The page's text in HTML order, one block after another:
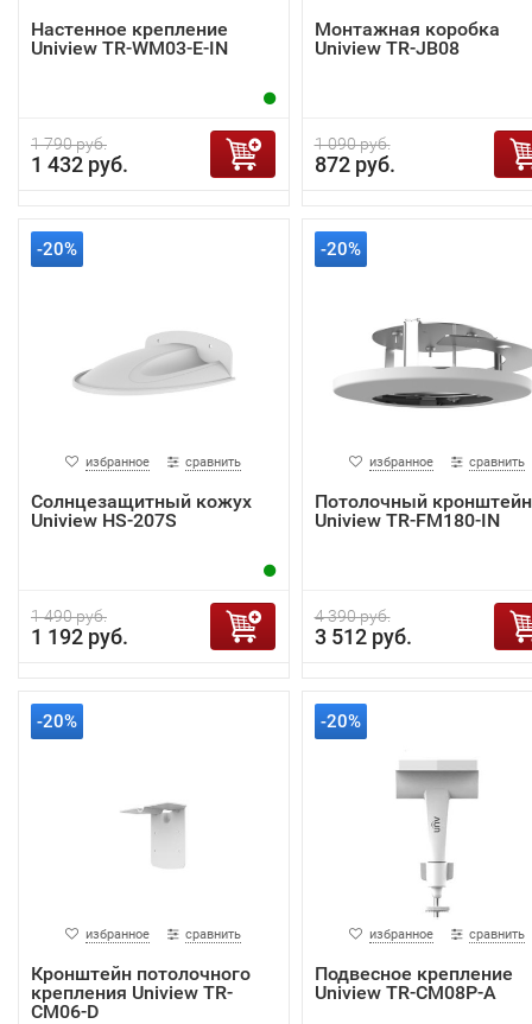
Настенное крепление
Uniview TR-WM03-E-IN
1 790 руб.
1 432 руб.
Монтажная коробка
Uniview TR-JB08
1 090 руб.
872 руб.
-20%
избранное сравнить
Солнцезащитный кожух
Uniview HS-207S
1 490 руб.
1 192 руб.
-20%
избранное сравнить
Потолочный кронштейн
Uniview TR-FM180-IN
4 390 руб.
3 512 руб.
-20%
избранное сравнить
Кронштейн потолочного
крепления Uniview TR-
CM06-D
-20%
избранное сравнить
Подвесное крепление
Uniview TR-CM08P-A